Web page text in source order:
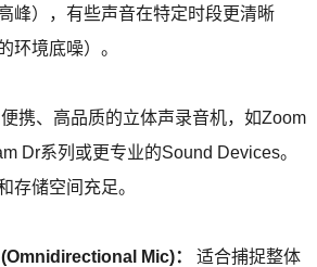
峰），有些声音在特定时段更清晰
环境底噪）。
携、高品质的立体声录音机，如Zoom
Dr系列或更专业的Sound Devices。
存储空间充足。
Mic)：
适合捕捉整体